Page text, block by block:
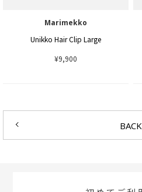
Marimekko
Unikko Hair Clip Large
¥9,900
BACK